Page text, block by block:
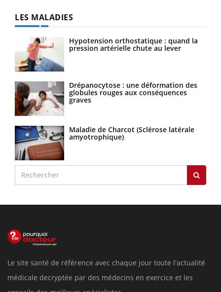
LES MALADIES
Hypotension orthostatique : quand la
pression artérielle chute au lever
Drépanocytose : une déformation des
globules rouges aux conséquences
graves
Maladie de Charcot (Sclérose latérale
amyotrophique)
Le site santé de référence avec chaque jour toute l'actualité
médicale decryptée par des médecins en exercice et les